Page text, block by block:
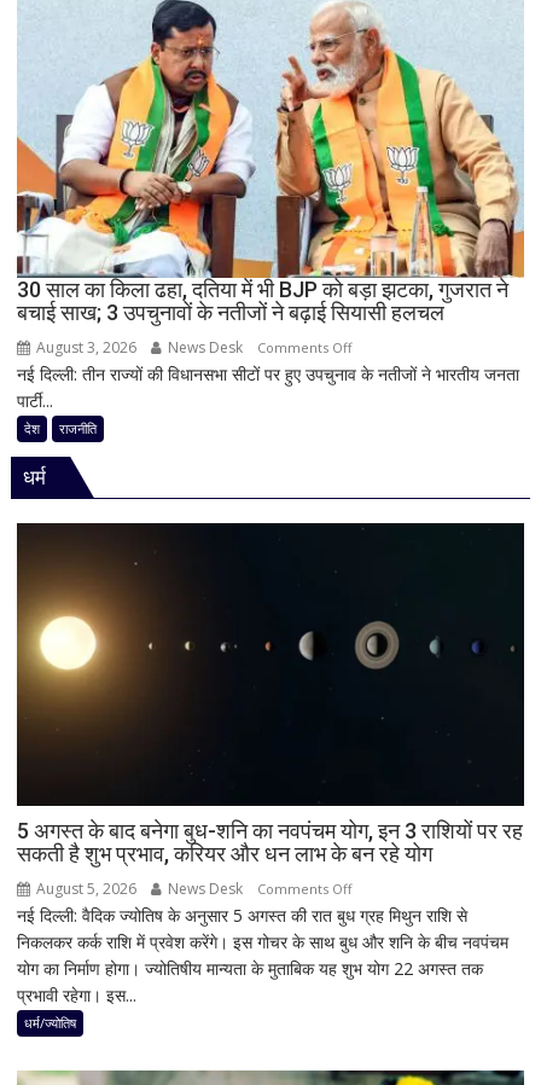
जीत
से
बिहार
की
राजनीति
में
हलचल,
BJP
को
दी
खुली
चेतावनी;
JDU
ने
30 साल का किला ढहा, दतिया में भी BJP को बड़ा झटका, गुजरात ने
बचाई साख; 3 उपचुनावों के नतीजों ने बढ़ाई सियासी हलचल
August 3, 2026 News Desk Comments Offon
30
दतिया
बड़ा
झटका,
उपचुनावों
के
बढ़ाई
सियासी
हलचल
नई दिल्ली: तीन राज्यों की विधानसभा सीटों पर हुए उपचुनाव के नतीजों ने भारतीय जनता
पार्टी...
देश राजनीति
धर्म
5 अगस्त के बाद बनेगा बुध-शनि का नवपंचम योग, इन 3 राशियों पर रह
सकती है शुभ प्रभाव, करियर और धन लाभ के बन रहे योग
August 5, 2026 News Desk Comments Offon
5
अगस्त
के
शनि
नई दिल्ली: वैदिक ज्योतिष के अनुसार 5 अगस्त की रात बुध ग्रह मिथुन राशि से
निकलकर कर्क राशि में प्रवेश करेंगे। इस गोचर के साथ बुध और शनि के बीच नवपंचम
योग का निर्माण होगा। ज्योतिषीय मान्यता के मुताबिक यह शुभ योग 22 अगस्त तक
प्रभावी रहेगा। इस...
धर्म/ज्योतिष